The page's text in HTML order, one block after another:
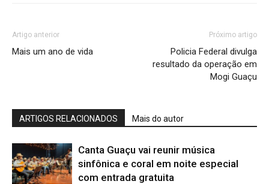
Artigo anterior
Mais um ano de vida
Próximo artigo
Policia Federal divulga
resultado da operação em
Mogi Guaçu
ARTIGOS RELACIONADOS Mais do autor
Canta Guaçu vai reunir música
sinfônica e coral em noite especial
com entrada gratuita